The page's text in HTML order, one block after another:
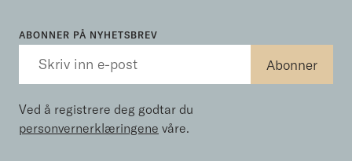
ABONNER PÅ NYHETSBREV
Ved å registrere deg godtar du
personvernerklæringene våre.